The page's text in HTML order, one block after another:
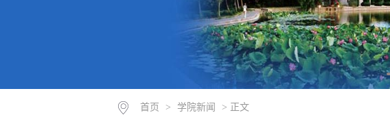
首页 > 学院新闻 > 正文